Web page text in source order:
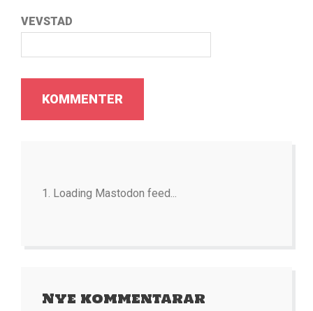
VEVSTAD
Loading Mastodon feed...
Nye kommentarar